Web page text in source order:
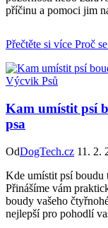
příčinu a pomoci jim
Přečtěte si více Proč
Výcvik Psů
Kam umístit psí
psa
OdDogTech.cz 11. 2.
Kde umístit psí boudu
Přinášíme vám
boudy vašeho
nejlepší pro pohodlí